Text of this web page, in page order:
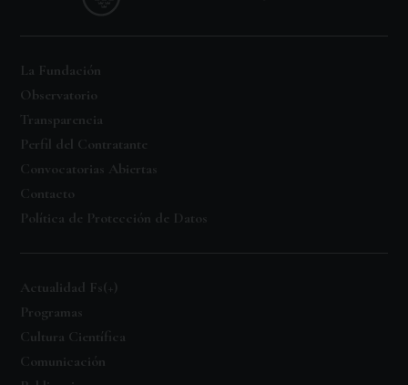
La Fundación
Observatorio
Transparencia
Perfil del Contratante
Convocatorias Abiertas
Contacto
Política de Protección de Datos
Actualidad Fs(+)
Programas
Cultura Científica
Comunicación